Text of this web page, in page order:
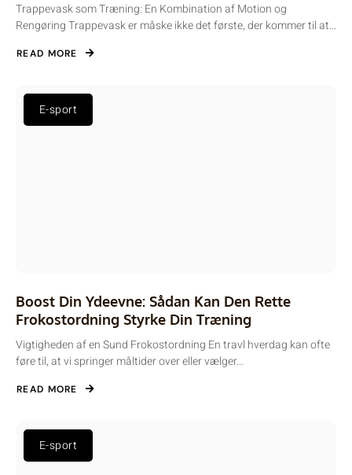
Trappevask som Træning: En Kombination af Motion og
Rengøring Trappevask er måske ikke det første, der kommer til at...
READ MORE
E-sport
Boost Din Ydeevne: Sådan Kan Den Rette
Frokostordning Styrke Din Træning
Vigtigheden af en Sund Frokostordning En travl hverdag kan ofte
føre til, at vi springer måltider over eller vælger...
READ MORE
E-sport